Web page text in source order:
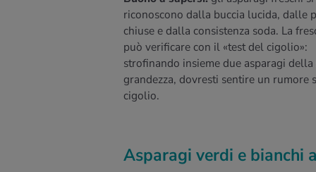
riconoscono dalla buccia lucida, dalle
chiuse e dalla consistenza soda. La
può verificare con il «test del cigolio»:
strofinando insieme due asparagi della
grandezza, dovresti sentire un rumore
cigolio.
Asparagi verdi e bianchi